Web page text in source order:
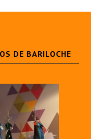
DE BARILOCHE